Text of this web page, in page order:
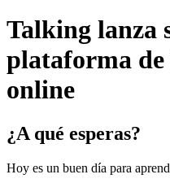
Talking lanza
plataforma de
online
¿A qué esperas?
Hoy es un buen día para